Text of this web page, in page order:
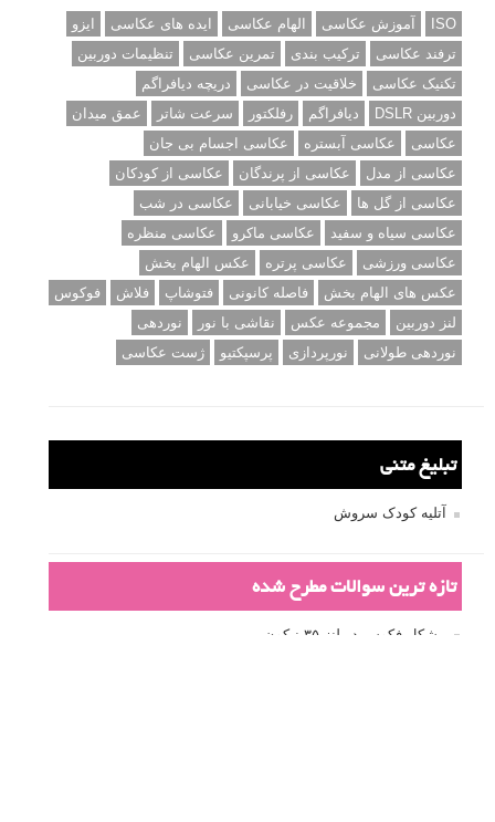
ISO آموزش عکاسی الهام عکاسی ایده های عکاسی
ایزو
ترفند عکاسی
ترکیب بندی تمرین عکاسی
تنظیمات دوربین
تکنیک عکاسی
خلاقیت در عکاسی
دریچه دیافراگم
دوربین DSLR
دیافراگم رفلکتور سرعت شاتر
عمق میدان
عکاسی
عکاسی آبستره
عکاسی اجسام بی جان
عکاسی از مدل
عکاسی از پرندگان
عکاسی از کودکان
عکاسی از گل ها
عکاسی خیابانی
عکاسی در شب
عکاسی سیاه و سفید
عکاسی ماکرو
عکاسی منظره
عکاسی ورزشی
عکاسی پرتره
عکس الهام بخش
عکس های الهام بخش
فاصله کانونی فتوشاپ فلاش
فوکوس
لنز دوربین
مجموعه عکس نقاشی با نور
نوردهی
نوردهی طولانی
نورپردازی پرسپکتیو ژست عکاسی
تبلیغ متنی
آتلیه کودک سروش
تازه ترین سوالات مطرح شده
مشکل فکوس در لنز ۳۵ نیکون